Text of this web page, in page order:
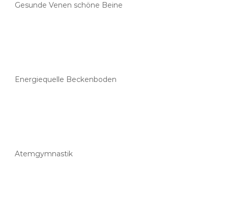
Gesunde Venen schöne Beine
Energiequelle Beckenboden
Atemgymnastik